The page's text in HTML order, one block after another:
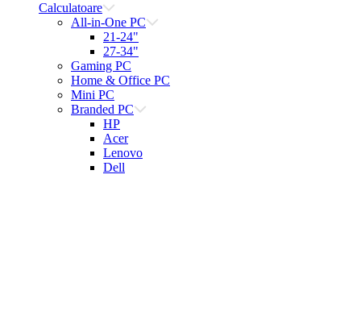
Calculatoare
All-in-One PC
21-24"
27-34"
Gaming PC
Home & Office PC
Mini PC
Branded PC
HP
Acer
Lenovo
Dell